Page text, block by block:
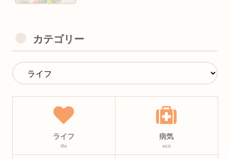
カテゴリー
ライフ
life
病気
sick